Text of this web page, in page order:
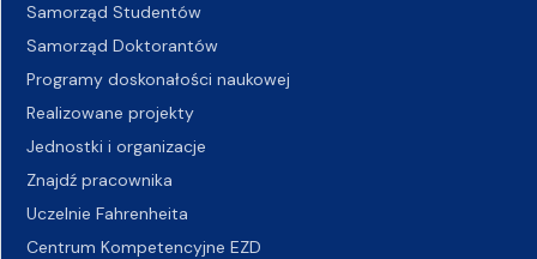
Samorząd Studentów
Samorząd Doktorantów
Programy doskonałości naukowej
Realizowane projekty
Jednostki i organizacje
Znajdź pracownika
Uczelnie Fahrenheita
Centrum Kompetencyjne EZD